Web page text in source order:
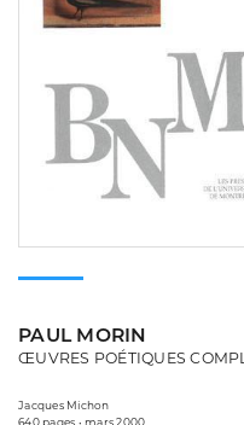
PAUL MORIN
ŒUVRES POÉTIQUES
Jacques Michon
640 pages • mars 2000